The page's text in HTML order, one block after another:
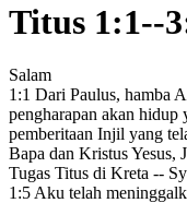
Titus 1:1--
Salam
1:1 Dari Paulus, hamba
pengharapan akan hidup
pemberitaan Injil yang
Bapa dan Kristus Yesus,
Tugas Titus di Kreta --
1:5 Aku telah